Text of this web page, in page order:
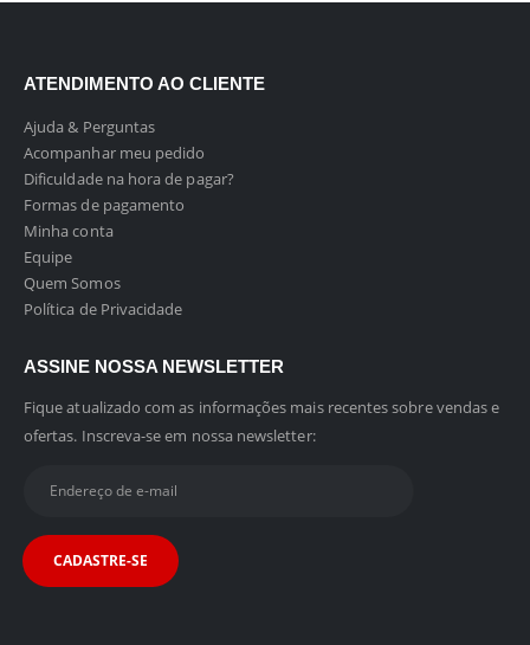
ATENDIMENTO AO CLIENTE
Ajuda & Perguntas
Acompanhar meu pedido
Dificuldade na hora de pagar?
Formas de pagamento
Minha conta
Equipe
Quem Somos
Política de Privacidade
ASSINE NOSSA NEWSLETTER
Fique atualizado com as informações mais recentes sobre vendas e
ofertas. Inscreva-se em nossa newsletter: